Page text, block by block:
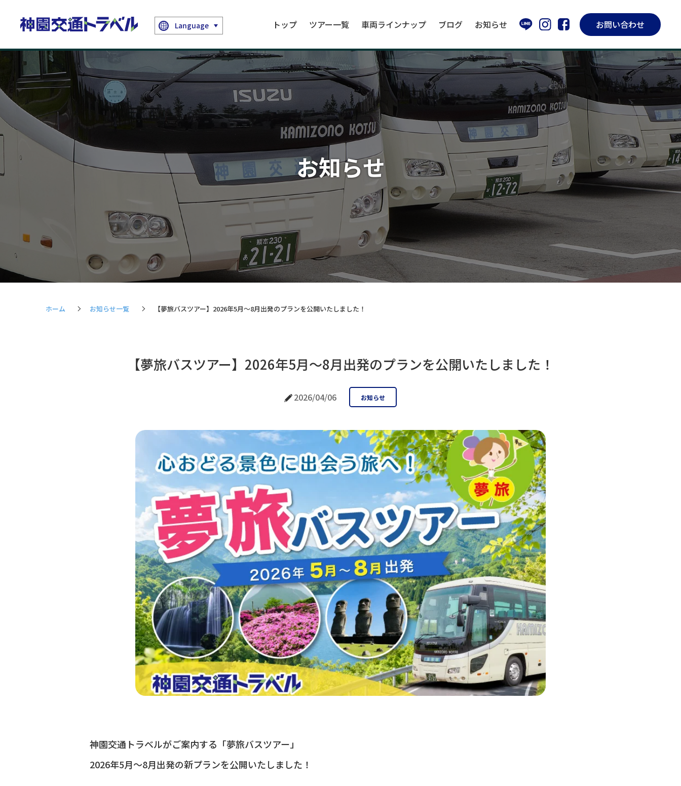
Language トップ ツアー一覧 車両ラインナップ ブログ お知らせ お問い合わせ
お知らせ
ホーム お知らせ一覧 【夢旅バスツアー】2026年5月〜8月出発のプランを公開いたしました！
【夢旅バスツアー】2026年5月〜8月出発のプランを公開いたしました！
2026/04/06 お知らせ
神園交通トラベルがご案内する「夢旅バスツアー」
2026年5月〜8月出発の新プランを公開いたしました！